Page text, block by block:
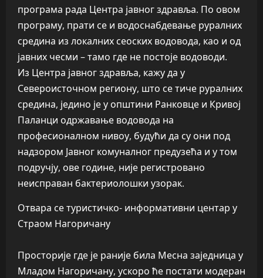
програма рада Центра јавног здравља. По овом
програму, прати се и водоснабдевање руралних
средина из локалних сеоских водовода, као и од
јавних чесми – тамо где не постоје водоводи.
Из Центра јавног здравља, кажу да у
Североисточном региону, што се тиче руралних
средина, једино је у општини Ранковце и Кривој
Паланци одржавање водовода на
професионалном нивоу, будући да су они под
надзором Јавног комуналног предузећа и у том
подручју, ове године, није регистровано
неисправан бактериолошки узорак.
Отвара се туристичко- информативни центар у
Страом Нагоричану
Просторије где је раније била Месна заједница у
Младом Нагоричану, ускоро ће постати модеран